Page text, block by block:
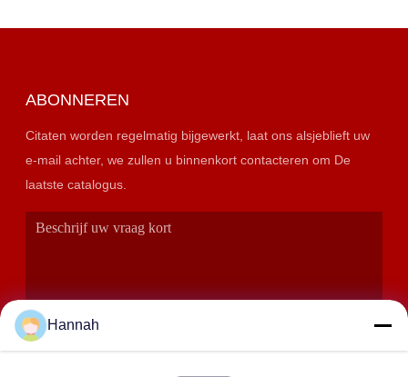
ABONNEREN
Citaten worden regelmatig bijgewerkt, laat ons alsjeblieft uw
e-mail achter, we zullen u binnenkort contacteren om De
laatste catalogus.
Hannah